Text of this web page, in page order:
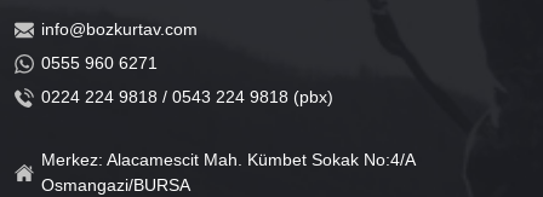
info@bozkurtav.com
0555 960 6271
0224 224 9818 / 0543 224 9818 (pbx)
Merkez: Alacamescit Mah. Kümbet Sokak No:4/A
Osmangazi/BURSA